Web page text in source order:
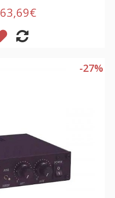
63,69€
-27%